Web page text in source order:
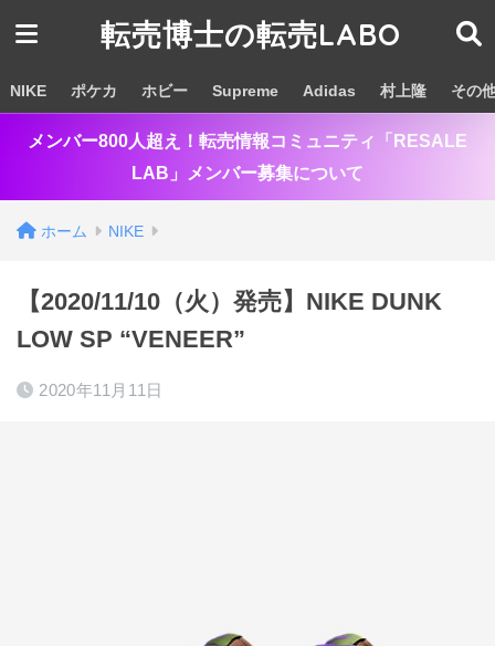
転売博士の転売LABO
NIKE ポケカ ホビー Supreme Adidas 村上隆 その
メンバー800人超え！転売情報コミュニティ「RESALE
LAB」メンバー募集について
ホーム NIKE
【2020/11/10（火）発売】NIKE DUNK
LOW SP “VENEER”
2020年11月11日